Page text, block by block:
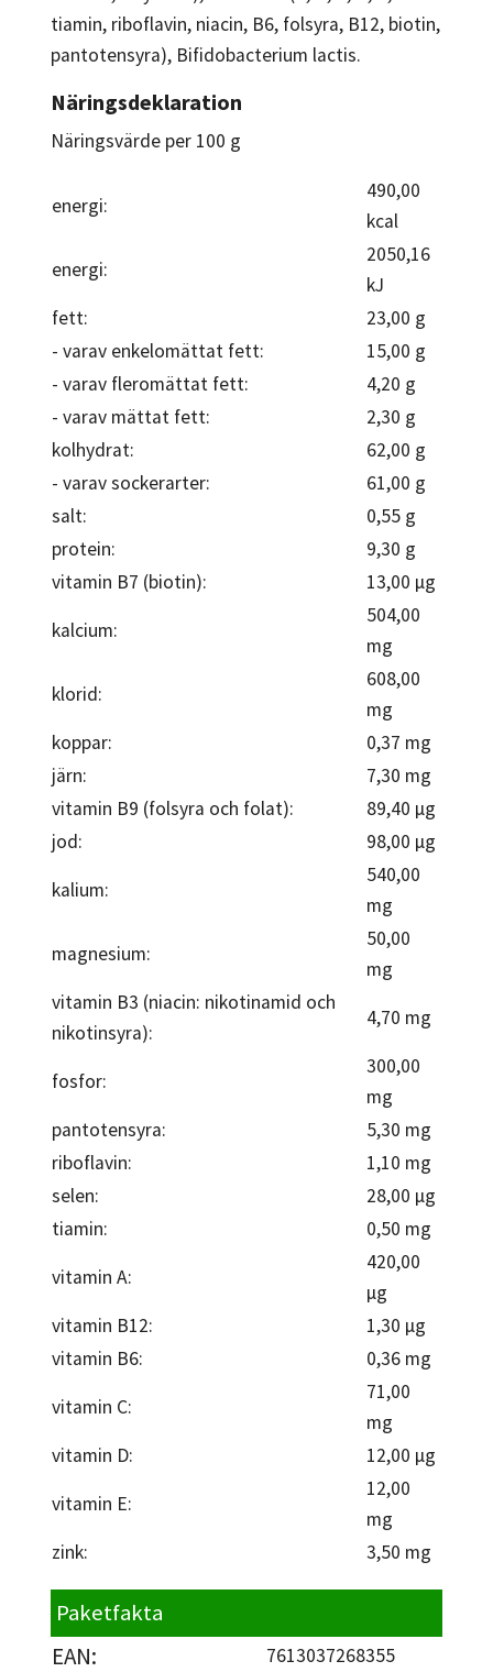
tiamin, riboflavin, niacin, B6, folsyra, B12, biotin,
pantotensyra), Bifidobacterium lactis.
Näringsdeklaration
Näringsvärde per 100 g
energi:
490,00
kcal
energi:
2050,16
kJ
fett:
23,00 g
- varav enkelomättat fett:
15,00 g
- varav fleromättat fett:
4,20 g
- varav mättat fett:
2,30 g
kolhydrat:
62,00 g
- varav sockerarter:
61,00 g
salt:
0,55 g
protein:
9,30 g
vitamin B7 (biotin):
13,00 µg
kalcium:
504,00
mg
klorid:
608,00
mg
koppar:
0,37 mg
järn:
7,30 mg
vitamin B9 (folsyra och folat):
89,40 µg
jod:
98,00 µg
kalium:
540,00
mg
magnesium:
50,00
mg
vitamin B3 (niacin: nikotinamid och
nikotinsyra):
4,70 mg
fosfor:
300,00
mg
pantotensyra:
5,30 mg
riboflavin:
1,10 mg
selen:
28,00 µg
tiamin:
0,50 mg
vitamin A:
420,00
µg
vitamin B12:
1,30 µg
vitamin B6:
0,36 mg
vitamin C:
71,00
mg
vitamin D:
12,00 µg
vitamin E:
12,00
mg
zink:
3,50 mg
Paketfakta
EAN: 7613037268355